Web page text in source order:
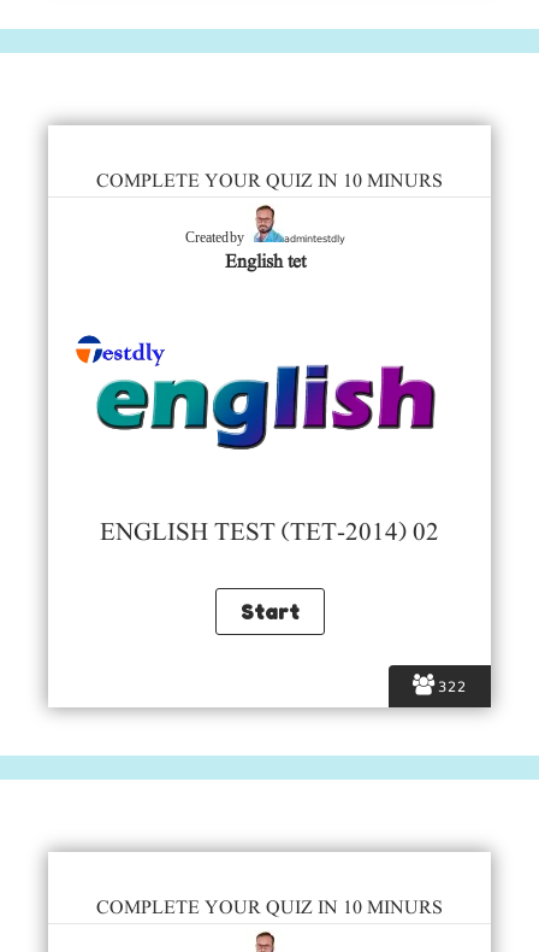
322
COMPLETE YOUR QUIZ IN 10 MINURS
Created by admintestdly
English tet
ENGLISH TEST (TET-2014) 02
COMPLETE YOUR QUIZ IN 10 MINURS